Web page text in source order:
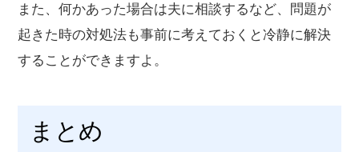
また、何かあった場合は夫に相談するなど、問題が
起きた時の対処法も事前に考えておくと冷静に解決
することができますよ。
まとめ